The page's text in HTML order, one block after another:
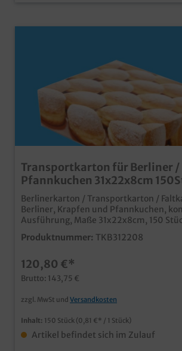
Transportkarton für Berliner /
Pfannkuchen 31x22x8cm
Berlinerkarton / Transportkarton /
Berliner, Krapfen und Pfannkuchen,
Ausführung, Maße 31x22x8cm, 150
Praktische und stabile Transportlösung
Bäckereibedarf und Konditoreibedarf kompakte
Größe der Krapfen ansprechendes Neutralmotiv nicht
nur in der Faschingszeit ab einer Auflage von 5000
Stück auch individuell bedruckbarm
unseren Kundenservice
Produktnummer: TKB312208
120,80 €*
Brutto: 143,75 €
zzgl. MwSt und Versandkosten
Inhalt: 150 Stück (0,81 €* / 1 Stück)
Artikel befindet sich im Zulauf